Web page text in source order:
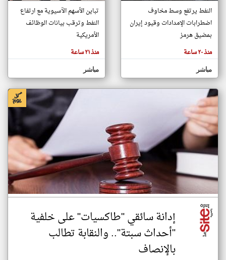
تغيير الدولة
مصادر الأخبار من المغرب
اخبار المغرب على مدار الساعة
أهم اخبار المغرب العاجلة والمباشرة
المقالات
الموجوده
وجهة
نظر
كاتبيها.
النفط يرتفع وسط مخاوف
اضطرابات الإمدادات وقيود إيران
بمضيق هرمز
منذ ٢٠ ساعة
مباشر
تباين الأسهم الآسيوية مع ارتفاع
النفط وترقب بيانات الوظائف
الأمريكية
منذ ٢١ ساعة
مباشر
إدانة سائقي "طاكسيات" على خلفية
"أحداث سبتة".. والنقابة تطالب
بالإنصاف
klyoum.com